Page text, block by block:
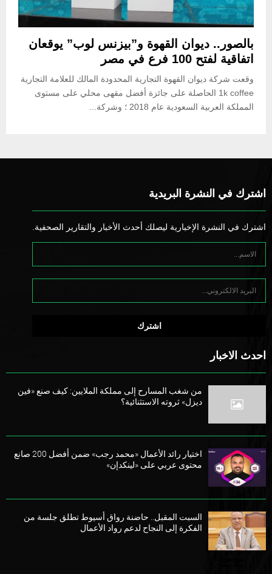
بالصور.. ديوان القهوة و”بيزنس لوب” يوقعان
اتفاقية لفتح 100 فرع في مصر
وقعت شركة ديوان القهوة التجارية المحدودة المالك للعلامة التجارية
1k coffee الحاصلة على جائزة أفضل مقهى محلي على مستوى
المملكة العربية السعودية عام 2018 ؛ وشركة...
اشترك في النشرة البريدية
اشترك في النشرة الإخبارية ليصلك أحدث الأخبار والتقارير الصحفية.
احدث الاخبار
من شغب المسارح إلى مملكة الملايين: كيف صنع «فين
ديزل» ثروته الاستثنائية؟
اختيار رائد الأعمال «محمد رجب» ضمن أفضل 200 صانع
محتوى عربي على «لينكدإن»
السبت المقبل.. حاضنة رواق أسيوط تطلق جلسة من
الفكرة إلى النجاح لدعم رواد الأعمال